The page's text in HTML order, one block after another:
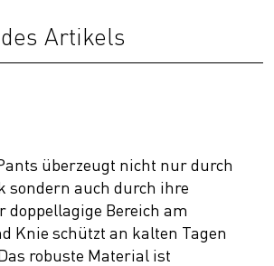
Artikels
überzeugt nicht nur durch
sondern auch durch ihre
doppellagige Bereich am
Knie schützt an kalten Tagen
robuste Material ist